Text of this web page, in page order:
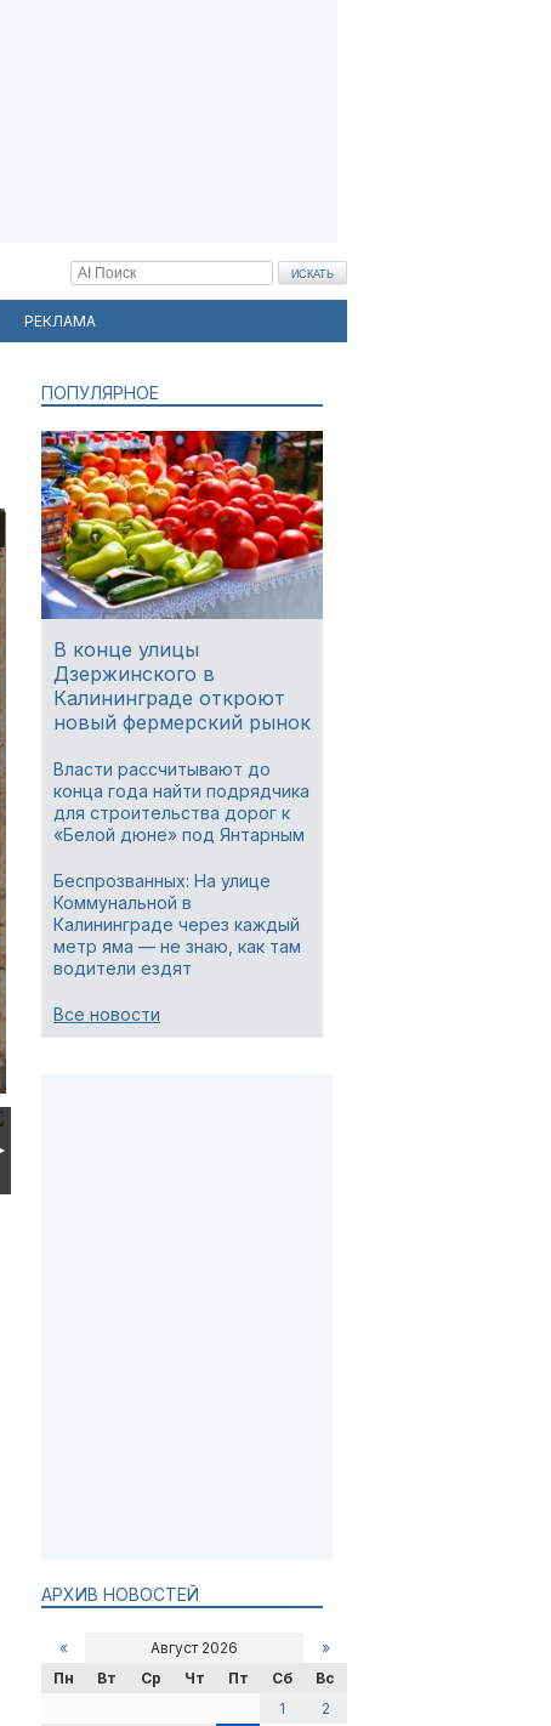
РЕКЛАМА
ПОПУЛЯРНОЕ
В конце улицы
Дзержинского в
Калининграде откроют
новый фермерский рынок
Власти рассчитывают до
конца года найти подрядчика
для строительства дорог к
«Белой дюне» под Янтарным
Беспрозванных: На улице
Коммунальной в
Калининграде через каждый
метр яма — не знаю, как там
водители ездят
Все новости
АРХИВ НОВОСТЕЙ
« Август 2026
»
Пн
Вт Ср Чт Пт Сб
Вс
1
2